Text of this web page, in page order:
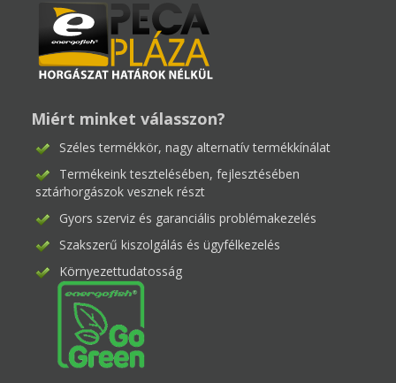
Miért minket válasszon?
Széles termékkör, nagy alternatív termékkínálat
Termékeink tesztelésében, fejlesztésében
sztárhorgászok vesznek részt
Gyors szerviz és garanciális problémakezelés
Szakszerű kiszolgálás és ügyfélkezelés
Környezettudatosság